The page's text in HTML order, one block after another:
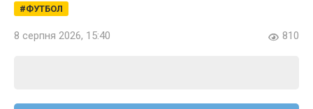
ФУТБОЛ
8 серпня 2026, 15:40 810